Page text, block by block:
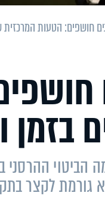
חושפים: הטעות המרכזית
בזמן
הביטוי
גורמת לקצר